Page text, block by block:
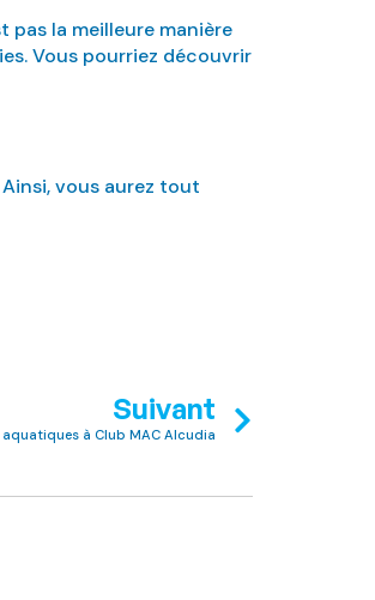
pas la meilleure manière
Vous pourriez découvrir
vous aurez tout
Suivant
à Club MAC Alcudia